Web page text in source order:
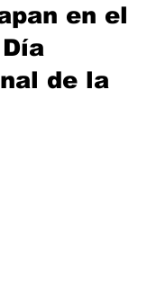
en el
de la